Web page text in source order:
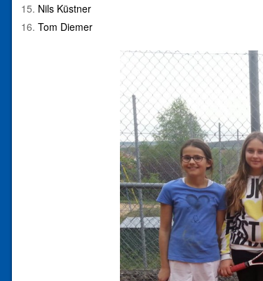
Nils Küstner
Tom Diemer